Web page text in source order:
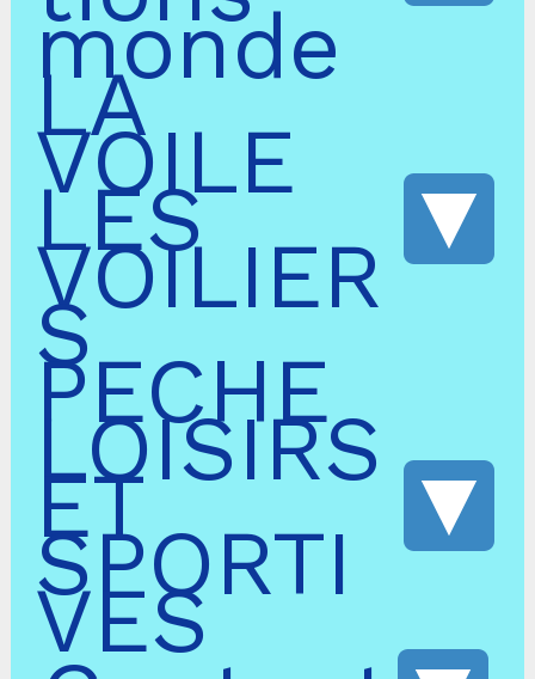
monde
LA
VOILE
LES
VOILIER
S
PECHE
LOISIRS
ET
SPORTI
VES